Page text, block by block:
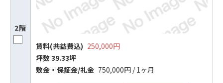
2階
賃料(共益費込) 250,000円
坪数 39.33坪
敷⾦‧保証⾦/礼⾦ 750,000円 / 1ヶ月